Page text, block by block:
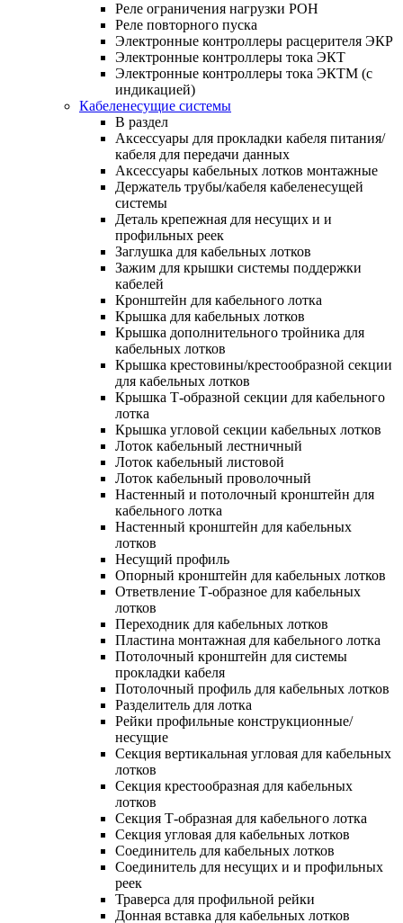
Реле ограничения нагрузки РОН
Реле повторного пуска
Электронные контроллеры расцерителя ЭКР
Электронные контроллеры тока ЭКТ
Электронные контроллеры тока ЭКТМ (с
индикацией)
Кабеленесущие системы
В раздел
Аксессуары для прокладки кабеля питания/
кабеля для передачи данных
Аксессуары кабельных лотков монтажные
Держатель трубы/кабеля кабеленесущей
системы
Деталь крепежная для несущих и и
профильных реек
Заглушка для кабельных лотков
Зажим для крышки системы поддержки
кабелей
Кронштейн для кабельного лотка
Крышка для кабельных лотков
Крышка дополнительного тройника для
кабельных лотков
Крышка крестовины/крестообразной секции
для кабельных лотков
Крышка Т-образной секции для кабельного
лотка
Крышка угловой секции кабельных лотков
Лоток кабельный лестничный
Лоток кабельный листовой
Лоток кабельный проволочный
Настенный и потолочный кронштейн для
кабельного лотка
Настенный кронштейн для кабельных
лотков
Несущий профиль
Опорный кронштейн для кабельных лотков
Ответвление Т-образное для кабельных
лотков
Переходник для кабельных лотков
Пластина монтажная для кабельного лотка
Потолочный кронштейн для системы
прокладки кабеля
Потолочный профиль для кабельных лотков
Разделитель для лотка
Рейки профильные конструкционные/
несущие
Секция вертикальная угловая для кабельных
лотков
Секция крестообразная для кабельных
лотков
Секция Т-образная для кабельного лотка
Секция угловая для кабельных лотков
Соединитель для кабельных лотков
Соединитель для несущих и и профильных
реек
Траверса для профильной рейки
Донная вставка для кабельных лотков